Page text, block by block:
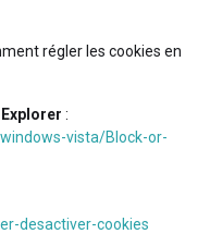
régler les cookies en
:
vista/Block-or-
desactiver-cookies